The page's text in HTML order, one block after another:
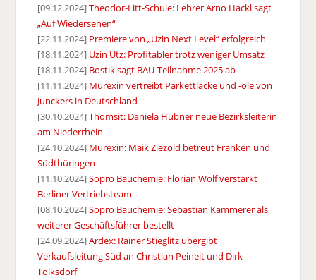
[09.12.2024]Theodor-Litt-Schule: Lehrer Arno Hackl sagt
„Auf Wiedersehen“
[22.11.2024] Premiere von „Uzin Next Level“ erfolgreich
[18.11.2024] Uzin Utz: Profitabler trotz weniger Umsatz
[18.11.2024] Bostik sagt BAU-Teilnahme 2025 ab
[11.11.2024] Murexin vertreibt Parkettlacke und -öle von
Junckers in Deutschland
[30.10.2024]Thomsit: Daniela Hübner neue Bezirksleiterin
am Niederrhein
[24.10.2024] Murexin: Maik Ziezold betreut Franken und
Südthüringen
[11.10.2024]Sopro Bauchemie: Florian Wolf verstärkt
Berliner Vertriebsteam
[08.10.2024]Sopro Bauchemie: Sebastian Kammerer als
weiterer Geschäftsführer bestellt
[24.09.2024]Ardex: Rainer Stieglitz übergibt
Verkaufsleitung Süd an Christian Peinelt und Dirk
Tolksdorf